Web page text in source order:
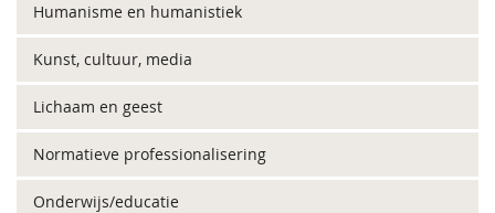
Humanisme en humanistiek
Kunst, cultuur, media
Lichaam en geest
Normatieve professionalisering
Onderwijs/educatie